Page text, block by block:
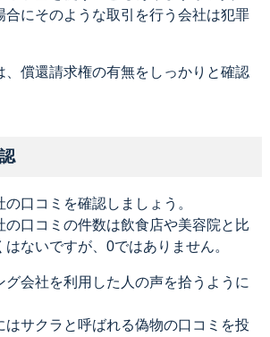
合にそのような取引を行う会社は犯罪
、償還請求権の有無をしっかりと確認
口コミを確認しましょう。
の口コミの件数は飲食店や美容院と比
ないですが、0ではありません。
グ会社を利用した人の声を拾うように
はサクラと呼ばれる偽物の口コミを投